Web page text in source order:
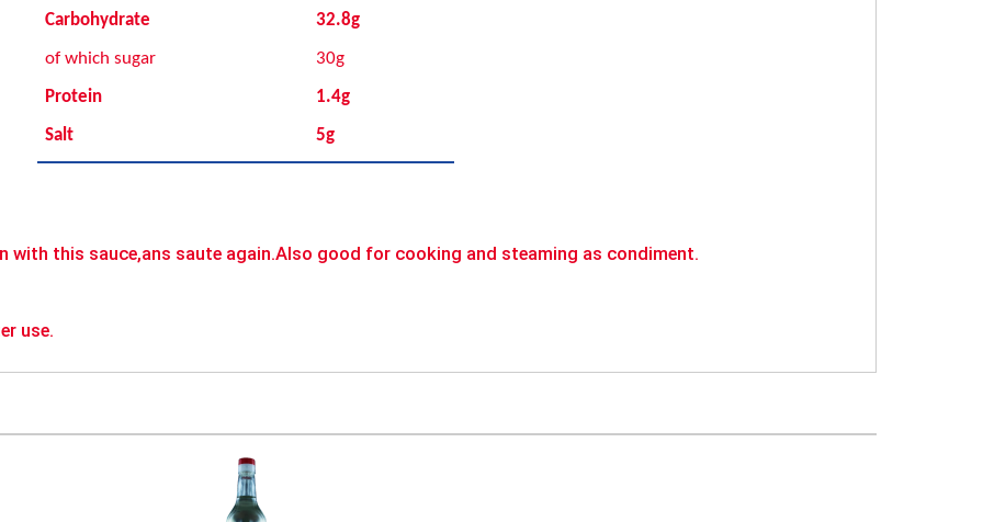
Carbohydrate 32.8g
of which sugar 30g
Protein 1.4g
Salt 5g
with this sauce,ans saute again.Also good for cooking and steaming as condiment.
use.